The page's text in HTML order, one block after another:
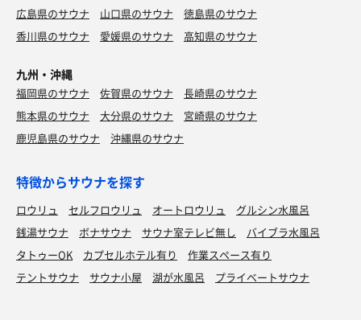
広島県のサウナ
山口県のサウナ
徳島県のサウナ
香川県のサウナ
愛媛県のサウナ 高知県のサウナ
九州・沖縄
福岡県のサウナ 佐賀県のサウナ
長崎県のサウナ
熊本県のサウナ
大分県のサウナ
宮崎県のサウナ
鹿児島県のサウナ
沖縄県のサウナ
特徴からサウナを探す
ロウリュ セルフロウリュ オートロウリュ
グルシン水風呂
銭湯サウナ
ボナサウナ サウナ室テレビ無し
バイブラ水風呂
タトゥーOK
カプセルホテル有り
作業スペース有り
テントサウナ
サウナ小屋 湖が水風呂 プライベートサウナ